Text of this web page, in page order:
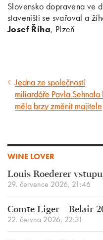
Slovensko dopravena ve
staveništi se svařoval a
Josef Říha, Plzeň
Předcházející
článek
Jedna ze společností
miliardáře Pavla Sehnala
měla brzy změnit majitele
WINE LOVER
Louis Roederer
29. července 2026, 21:46
Comte Liger – Belair
22. června 2026, 22:31